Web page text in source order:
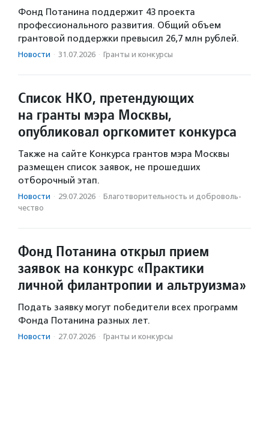
Фонд Потанина поддержит 43 проекта
профессионального развития. Общий объем
грантовой поддержки превысил 26,7 млн рублей.
Новости · 31.07.2026 · Гранты и конкурсы
Список НКО, претендующих
на гранты мэра Москвы,
опубликовал оргкомитет конкурса
Также на сайте Конкурса грантов мэра Москвы
размещен список заявок, не прошедших
отборочный этап.
Новости · 29.07.2026 · Благотвори­тель­ность и доброволь­
чест­во
Фонд Потанина открыл прием
заявок на конкурс «Практики
личной филантропии и альтруизма»
Подать заявку могут победители всех программ
Фонда Потанина разных лет.
Новости · 27.07.2026 · Гранты и конкурсы